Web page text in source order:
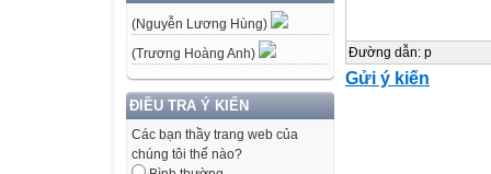
(Nguyễn Lương Hùng)
(Trương Hoàng Anh)
ĐIỀU TRA Ý KIẾN
Các bạn thầy trang web của
chúng tôi thế nào?
* Năng lực
- Năng lực tự
Đường dẫn: p
Gửi ý kiến